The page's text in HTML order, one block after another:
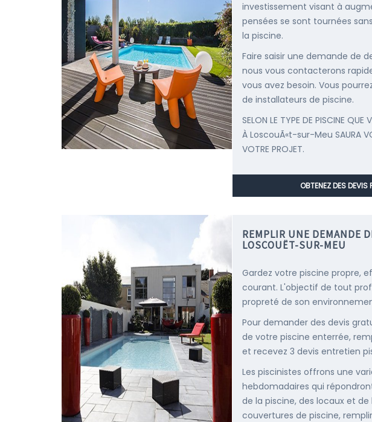
investissement visant à
pensées se sont tournées
la piscine.
Faire saisir une demande de
nous vous contacterons
vous avez besoin. Vous
de installateurs de piscine.
SELON LE TYPE DE PISCINE QUE
À LoscouÃ«t-sur-Meu SAURA
VOTRE PROJET.
OBTENEZ DES
REMPLIR UNE DEMANDE
LOSCOUËT-SUR-MEU
Gardez votre piscine propre,
courant. L'objectif de tout
propreté de son
Pour demander des devis
de votre piscine enterrée,
et recevez 3 devis entretien
Les piscinistes offrons une
hebdomadaires qui
de la piscine, des locaux et
couvertures de piscine,